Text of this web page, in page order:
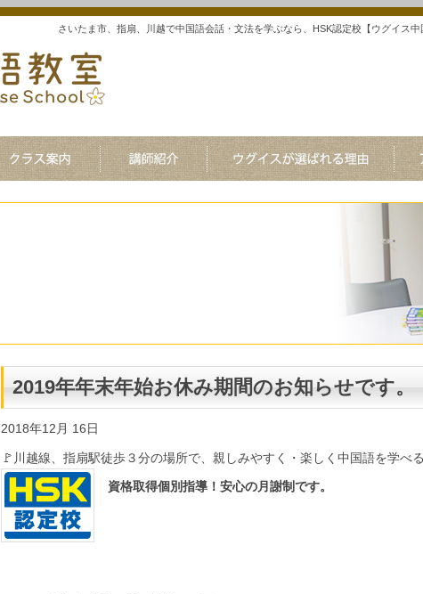
さいたま市、指扇、川越で中国語会話・文法を学ぶなら、HSK認定校【ウグイス
2019年年末年始お休み期間のお知らせです。
2018年12月 16日
🚩川越線、指扇駅徒歩３分の場所で、親しみやすく・楽しく中国語を学べ
資格取得個別指導！安心の月謝制です。